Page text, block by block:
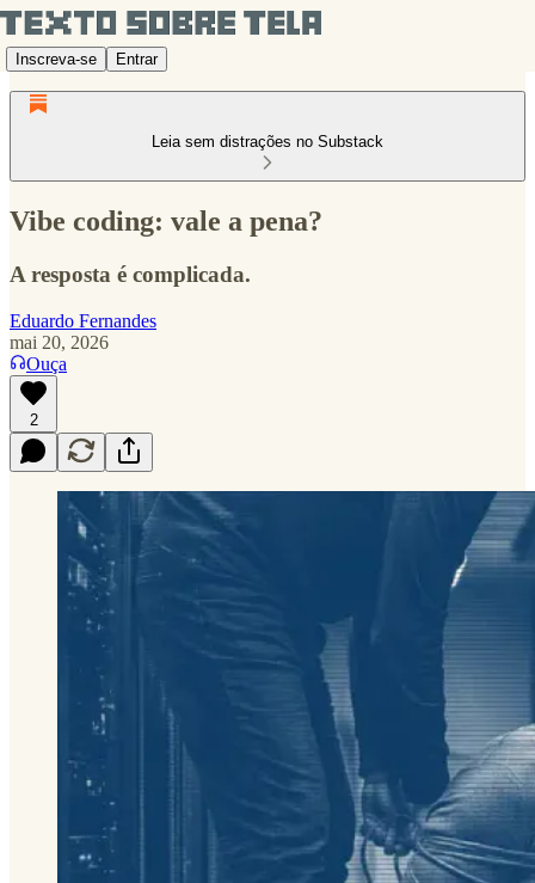
Inscreva-se Entrar
Leia sem distrações no Substack
Vibe coding: vale a pena?
A resposta é complicada.
Eduardo Fernandes
mai 20, 2026
Ouça
2